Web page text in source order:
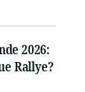
2026:
Rallye?